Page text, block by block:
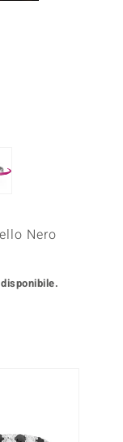
Nero